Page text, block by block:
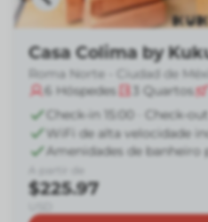
Casa Colima by
Roma Norte - Ciudad de
6 Hóspedes Quartos
Check-in 15:00 · Check-out
WiFi de alta velocidade
Amenidades de banheiro
$225.97